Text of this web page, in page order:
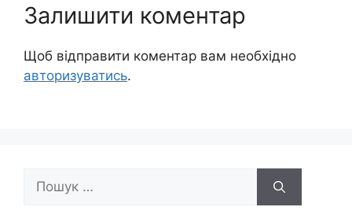
Залишити коментар
Щоб відправити коментар вам необхідно
авторизуватись.
Пошук: